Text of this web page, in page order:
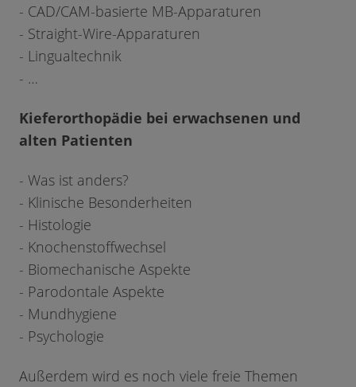
- CAD/CAM-basierte MB-Apparaturen
- Straight-Wire-Apparaturen
- Lingualtechnik
- …
Kieferorthopädie bei erwachsenen und
alten Patienten
- Was ist anders?
- Klinische Besonderheiten
- Histologie
- Knochenstoffwechsel
- Biomechanische Aspekte
- Parodontale Aspekte
- Mundhygiene
- Psychologie
Außerdem wird es noch viele freie Themen